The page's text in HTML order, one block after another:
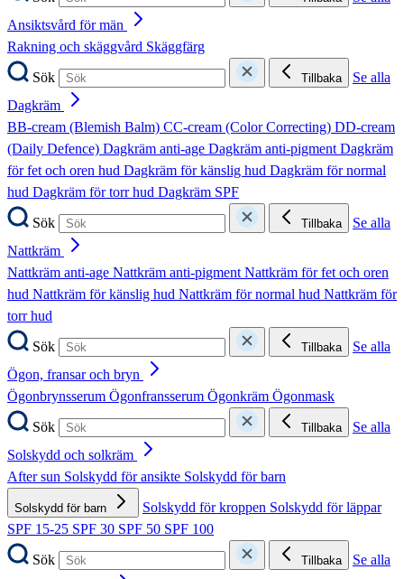
Ansiktsvård för män
Rakning och skäggvård Skäggfärg
Sök
Tillbaka
Se alla
Dagkräm
BB-cream (Blemish Balm) CC-cream (Color Correcting) DD-cream
(Daily Defence) Dagkräm anti-age Dagkräm anti-pigmentDagkräm
för fet och oren hud Dagkräm för känslig hud Dagkräm för normal
hud Dagkräm för torr hud Dagkräm SPF
Sök
Tillbaka
Se alla
Nattkräm
Nattkräm anti-age Nattkräm anti-pigmentNattkräm för fet och oren
hud Nattkräm för känslig hud Nattkräm för normal hud Nattkräm för
torr hud
Sök
Tillbaka
Se alla
Ögon, fransar och bryn
Ögonbrynsserum Ögonfransserum Ögonkräm Ögonmask
Sök
Tillbaka
Se alla
Solskydd och solkräm
After sun Solskydd för ansikte Solskydd för barn
Solskydd för barn Solskydd för kroppen Solskydd för läppar
SPF 15-25 SPF 30 SPF 50 SPF 100
Sök
Tillbaka
Se alla